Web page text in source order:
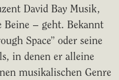
David Bay Musik,
– geht. Bekannt
Space” oder seine
in denen er alleine
musikalischen Genre